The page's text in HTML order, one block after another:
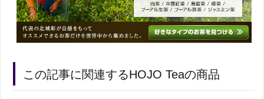
この記事に関連するHOJO Teaの商品